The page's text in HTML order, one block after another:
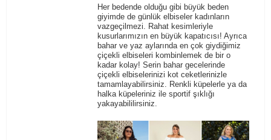
Her bedende olduğu gibi büyük beden
giyimde de günlük elbiseler kadınların
vazgeçilmezi. Rahat kesimleriyle
kusurlarımızın en büyük kapatıcısı! Ayrıca
bahar ve yaz aylarında en çok giydiğimiz
çiçekli elbiseleri kombinlemek de bir o
kadar kolay! Serin bahar gecelerinde
çiçekli elbiselerinizi kot ceketlerinizle
tamamlayabilirsiniz. Renkli küpelerle ya da
halka küpeleriniz ile sportif şıklığı
yakayabililirsiniz.